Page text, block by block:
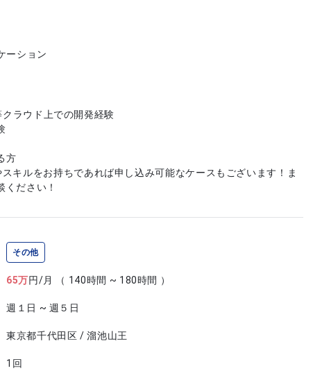
ーション
ラウド上での開発経験
方
スキルをお持ちであれば申し込み可能なケースもございます！ま
ください！
その他
65万円/月 （ 140時間 ~ 180時間 ）
週１日 ~ 週５日
東京都千代田区 / 溜池山王
1回